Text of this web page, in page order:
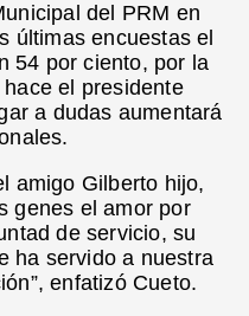
del PRM en
últimas encuestas el
54 por ciento, por la
el presidente
a dudas aumentará
amigo Gilberto hijo,
genes el amor por
de servicio, su
ha servido a nuestra
enfatizó Cueto.